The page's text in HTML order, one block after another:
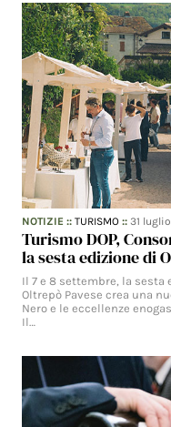
NOTIZIE ::TURISMO ::31
Turismo DOP,
la sesta edizione di
Il 7 e 8 settembre, la sesta
Oltrepò Pavese crea una
Nero e le eccellenze
Il…